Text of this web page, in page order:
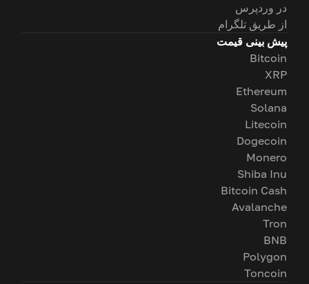
در وردپرس
از طریق تلگرام
پیش بینی قیمت
Bitcoin
XRP
Ethereum
Solana
Litecoin
Dogecoin
Monero
Shiba Inu
Bitcoin Cash
Avalanche
Tron
BNB
Polygon
Toncoin